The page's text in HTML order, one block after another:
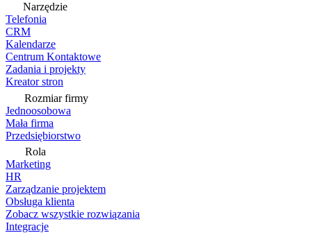
Narzędzie
Telefonia
CRM
Kalendarze
Centrum Kontaktowe
Zadania i projekty
Kreator stron
Rozmiar firmy
Jednoosobowa
Mała firma
Przedsiębiorstwo
Rola
Marketing
HR
Zarządzanie projektem
Obsługa klienta
Zobacz wszystkie rozwiązania
Integracje